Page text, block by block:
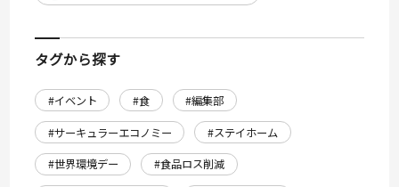
タグから探す
#イベント #食
#編集部
#サーキュラーエコノミー
#ステイホーム
#世界環境デー
#食品ロス削減